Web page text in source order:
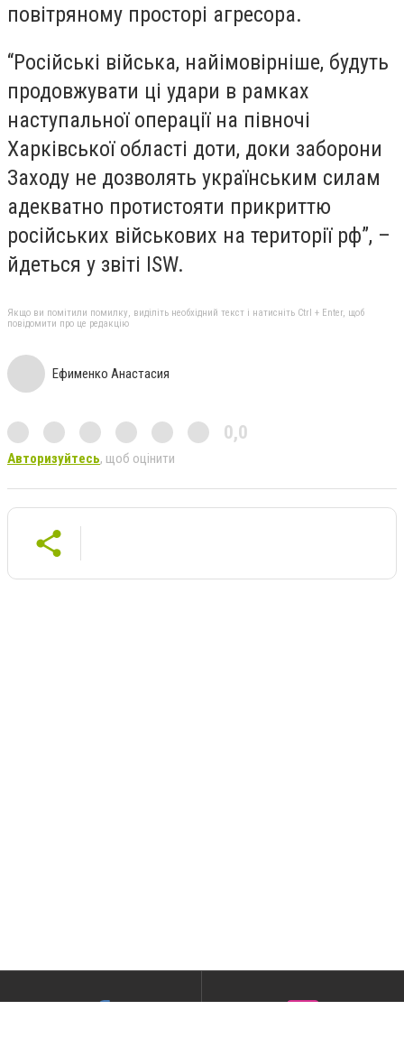
повітряному просторі агресора.
“Російські війська, найімовірніше, будуть
продовжувати ці удари в рамках
наступальної операції на півночі
Харківської області доти, доки заборони
Заходу не дозволять українським силам
адекватно протистояти прикриттю
російських військових на території рф”, –
йдеться у звіті ISW.
Якщо ви помітили помилку, виділіть необхідний текст і натисніть Ctrl + Enter, щоб
повідомити про це редакцію
Ефименко Анастасия
0,0
Авторизуйтесь, щоб оцінити